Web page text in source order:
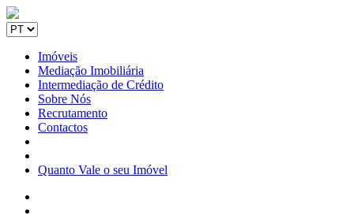
Imóveis
Mediação Imobiliária
Intermediação de Crédito
Sobre Nós
Recrutamento
Contactos
Quanto Vale o seu Imóvel